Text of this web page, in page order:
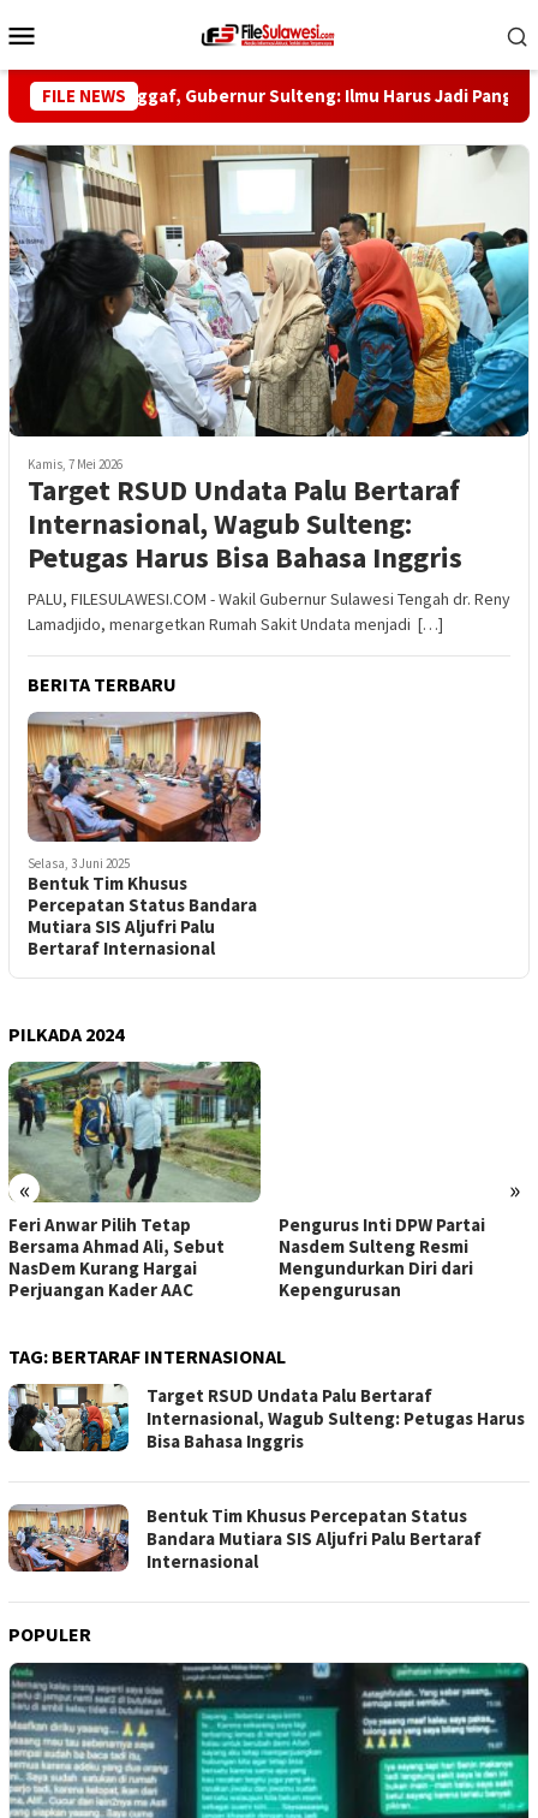
ke
Mobile
FILE NEWS
5 Habib Saggaf, Gubernur Sulteng: Ilmu Harus Jadi Panglima
Kamis, 7 Mei 2026
Target RSUD Undata Palu Bertaraf
Internasional, Wagub Sulteng:
Petugas Harus Bisa Bahasa Inggris
PALU, FILESULAWESI.COM - Wakil Gubernur Sulawesi Tengah dr. Reny
Lamadjido, menargetkan Rumah Sakit Undata menjadi […]
BERITA TERBARU
Selasa, 3 Juni 2025
Bentuk Tim Khusus
Percepatan Status Bandara
Mutiara SIS Aljufri Palu
Bertaraf Internasional
PILKADA 2024
« »
Feri Anwar Pilih Tetap
Bersama Ahmad Ali, Sebut
NasDem Kurang Hargai
Perjuangan Kader AAC
Pengurus Inti DPW Partai
Nasdem Sulteng Resmi
Mengundurkan Diri dari
Kepengurusan
TAG: BERTARAF INTERNASIONAL
Target RSUD Undata Palu Bertaraf
Internasional, Wagub Sulteng: Petugas Harus
Bisa Bahasa Inggris
Bentuk Tim Khusus Percepatan Status
Bandara Mutiara SIS Aljufri Palu Bertaraf
Internasional
POPULER